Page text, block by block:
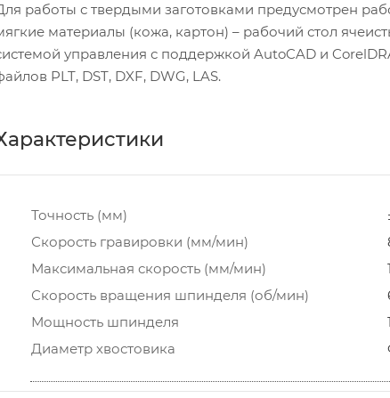
работы с твердыми заготовками предусмотрен
материалы (кожа, картон) – рабочий стол
управления с поддержкой AutoCAD и
PLT, DST, DXF, DWG, LAS.
Точность (мм)
Скорость гравировки (мм/мин)
Максимальная скорость (мм/мин)
Скорость вращения шпинделя (об/мин)
Мощность шпинделя
Диаметр хвостовика